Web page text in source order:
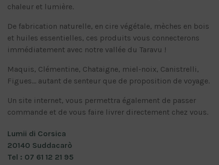
chaleur et lumière.
De fabrication naturelle, en cire végétale, mèches en bois
et huiles essentielles, ces produits vous connecterons
immédiatement avec notre vallée du Taravu !
Maquis, Clémentine, Chataigne, miel-noix, Canistrelli,
Figues… autant de senteur que de proposition de voyage.
Un site internet, vous permettra également de passer
commande et de vous faire livrer directement chez vous.
Lumii di Corsica
20140 Suddacarò
Tel : 07 61 12 21 95